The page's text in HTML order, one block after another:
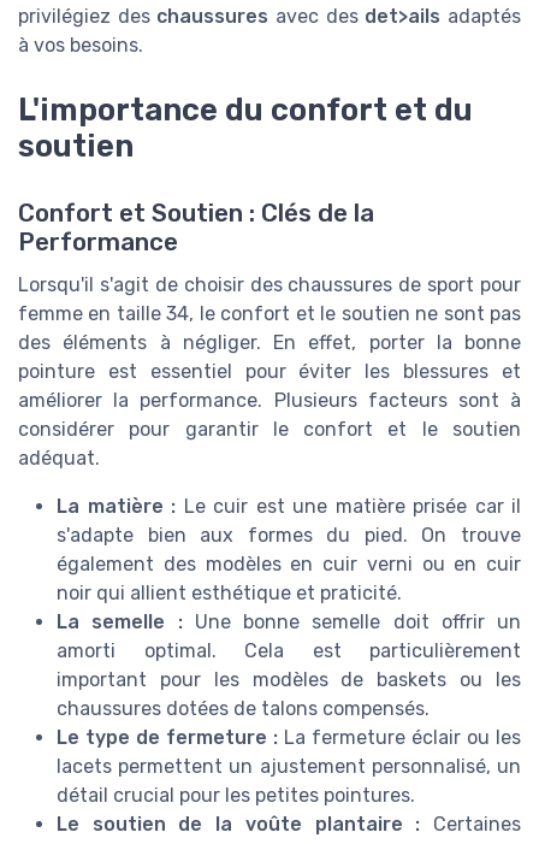
privilégiez des chaussures avec des det>ails adaptés
à vos besoins.
L'importance du confort et du
soutien
Confort et Soutien : Clés de la
Performance
Lorsqu'il s'agit de choisir des chaussures de sport pour
femme en taille 34, le confort et le soutien ne sont pas
des éléments à négliger. En effet, porter la bonne
pointure est essentiel pour éviter les blessures et
améliorer la performance. Plusieurs facteurs sont à
considérer pour garantir le confort et le soutien
adéquat.
La matière : Le cuir est une matière prisée car il
s'adapte bien aux formes du pied. On trouve
également des modèles en cuir verni ou en cuir
noir qui allient esthétique et praticité.
La semelle :Une bonne semelle doit offrir un
amorti optimal. Cela est particulièrement
important pour les modèles de baskets ou les
chaussures dotées de talons compensés.
Le type de fermeture : La fermeture éclair ou les
lacets permettent un ajustement personnalisé, un
détail crucial pour les petites pointures.
Le soutien de la voûte plantaire : Certaines